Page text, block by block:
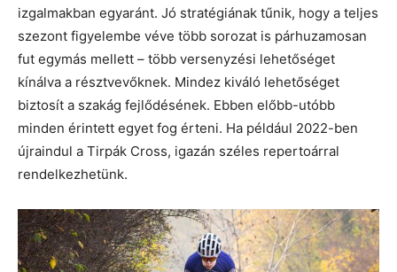
izgalmakban egyaránt. Jó stratégiának tűnik, hogy a teljes
szezont figyelembe véve több sorozat is párhuzamosan
fut egymás mellett – több versenyzési lehetőséget
kínálva a résztvevőknek. Mindez kiváló lehetőséget
biztosít a szakág fejlődésének. Ebben előbb-utóbb
minden érintett egyet fog érteni. Ha például 2022-ben
újraindul a Tirpák Cross, igazán széles repertoárral
rendelkezhetünk.